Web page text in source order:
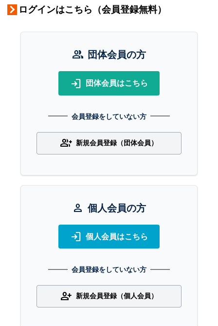
ログインはこちら（会員登録無料）
group 団体会員の方
login 団体会員はこちら
会員登録をしていない方
group_add 新規会員登録（団体会員）
person 個人会員の方
login 個人会員はこちら
会員登録をしていない方
person_add 新規会員登録（個人会員）